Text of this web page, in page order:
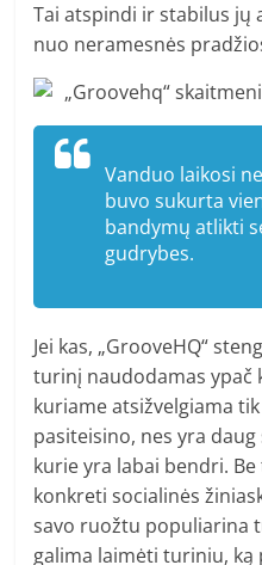
Tai atspindi ir stabilus jų
nuo neramesnės
Vanduo laikosi
buvo sukurta
bandymų atlikti
gudrybes.
Jei kas, „GrooveHQ“
turinį naudodamas ypač
kuriame atsižvelgiama
pasiteisino, nes yra
kurie yra labai bendri.
konkreti socialinės
savo ruožtu populiarina
galima laimėti turiniu, ką